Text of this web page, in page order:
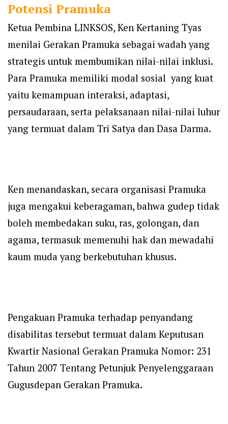
Potensi Pramuka
Ketua Pembina LINKSOS, Ken Kertaning Tyas
menilai Gerakan Pramuka sebagai wadah yang
strategis untuk membumikan nilai-nilai inklusi.
Para Pramuka memiliki modal sosial yang kuat
yaitu kemampuan interaksi, adaptasi,
persaudaraan, serta pelaksanaan nilai-nilai luhur
yang termuat dalam Tri Satya dan Dasa Darma.
Ken menandaskan, secara organisasi Pramuka
juga mengakui keberagaman, bahwa gudep tidak
boleh membedakan suku, ras, golongan, dan
agama, termasuk memenuhi hak dan mewadahi
kaum muda yang berkebutuhan khusus.
Pengakuan Pramuka terhadap penyandang
disabilitas tersebut termuat dalam Keputusan
Kwartir Nasional Gerakan Pramuka Nomor: 231
Tahun 2007 Tentang Petunjuk Penyelenggaraan
Gugusdepan Gerakan Pramuka.